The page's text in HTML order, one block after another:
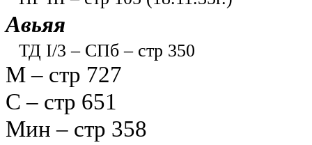
Авьяя
ТД I/3 – СПб – стр 350
М – стр 727
С – стр 651
Мин – стр 358